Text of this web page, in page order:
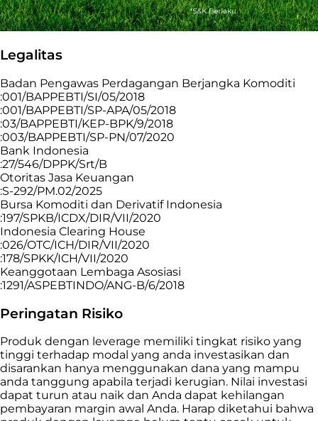
Legalitas
Badan Pengawas Perdagangan Berjangka Komoditi
:001/BAPPEBTI/SI/05/2018
:001/BAPPEBTI/SP-APA/05/2018
:03/BAPPEBTI/KEP-BPK/9/2018
:003/BAPPEBTI/SP-PN/07/2020
Bank Indonesia
:27/546/DPPK/Srt/B
Otoritas Jasa Keuangan
:S-292/PM.02/2025
Bursa Komoditi dan Derivatif Indonesia
:197/SPKB/ICDX/DIR/VII/2020
Indonesia Clearing House
:026/OTC/ICH/DIR/VII/2020
:178/SPKK/ICH/VII/2020
Keanggotaan Lembaga Asosiasi
:1291/ASPEBTINDO/ANG-B/6/2018
Peringatan Risiko
Produk dengan leverage memiliki tingkat risiko yang
tinggi terhadap modal yang anda investasikan dan
disarankan hanya menggunakan dana yang mampu
anda tanggung apabila terjadi kerugian. Nilai investasi
dapat turun atau naik dan Anda dapat kehilangan
pembayaran margin awal Anda. Harap diketahui bahwa